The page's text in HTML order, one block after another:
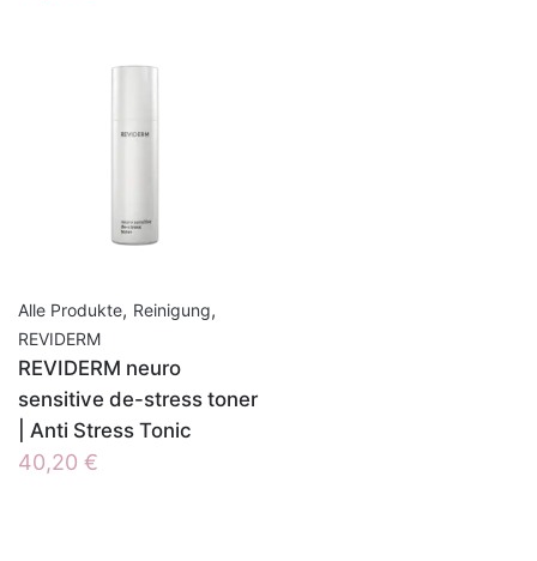
Alle Produkte, Reinigung,
REVIDERM
REVIDERM neuro
sensitive de-stress toner
| Anti Stress Tonic
40,20 €